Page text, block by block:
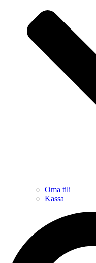
Oma tili
Kassa